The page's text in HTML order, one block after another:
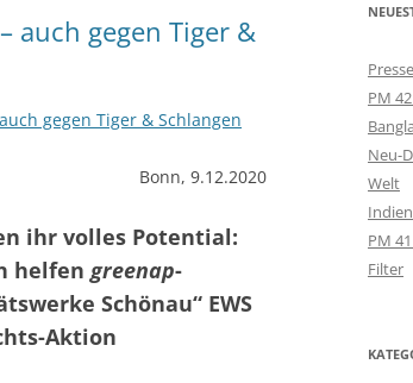
KOCHEN OHNE QUALM
GANGES-INSELN –
AM ENDE DER WELT
MAHARASHTRA –
MAHARASHTRA –
MIT SOLARLAMPEN
INDISCHE UREINWOHNER
auch gegen Tiger &
gegen Tiger & Schlangen
Bonn, 9.12.2020
ihr volles Potential:
helfen greenap-
Schönau“ EWS
Aktion
PM
Neu-
Welt
PM
Filter